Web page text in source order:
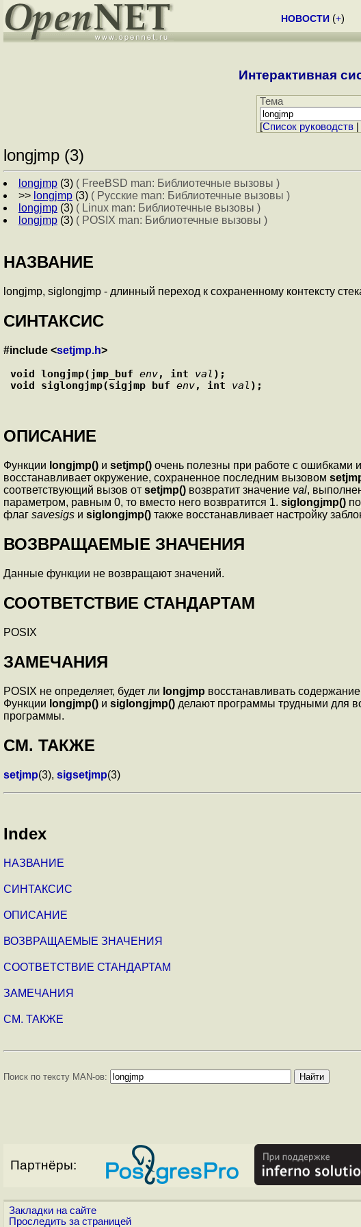
НОВОСТИ (+)
Интерактивная
Тема
[Cписок руководств|
longjmp (3)
longjmp (3) ( FreeBSD man: Библиотечные вызовы )
>> longjmp (3) ( Русские man: Библиотечные вызовы )
longjmp (3) ( Linux man: Библиотечные вызовы )
longjmp (3) ( POSIX man: Библиотечные вызовы )
НАЗВАНИЕ
longjmp, siglongjmp - длинный переход к сохраненному контексту
СИНТАКСИС
#include <setjmp.h>
void longjmp(jmp_buf env, int val );
void siglongjmp(sigjmp_buf env, int val );
ОПИСАНИЕ
Функции longjmp() и setjmp() очень полезны при работе с
восстанавливает окружение, сохраненное последним вызовом
соответствующий вызов от setjmp() возвратит значение val,
параметром, равным 0, то вместо него возвратится 1. siglongjmp()
флаг savesigs и siglongjmp() также восстанавливает настройку
ВОЗВРАЩАЕМЫЕ ЗНАЧЕНИЯ
Данные функции не возвращают значений.
СООТВЕТСТВИЕ СТАНДАРТАМ
POSIX
ЗАМЕЧАНИЯ
POSIX не определяет, будет ли longjmp восстанавливать
Функции longjmp() и siglongjmp() делают программы трудными для
программы.
СМ. ТАКЖЕ
setjmp(3), sigsetjmp(3)
Index
НАЗВАНИЕ
СИНТАКСИС
ОПИСАНИЕ
ВОЗВРАЩАЕМЫЕ ЗНАЧЕНИЯ
СООТВЕТСТВИЕ СТАНДАРТАМ
ЗАМЕЧАНИЯ
СМ. ТАКЖЕ
Поиск по тексту MAN-ов:
Партнёры:
Закладки на сайте
Проследить за страницей